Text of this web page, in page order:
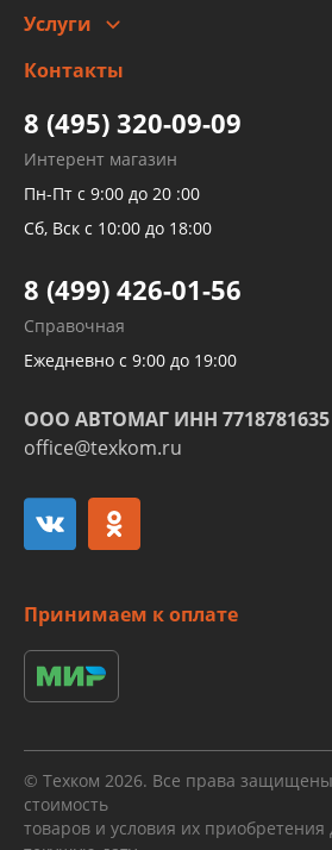
Заправка кондиционера авто
Детейлинг
Услуги
высокого давления
Тормозных трубок
Рукавов гидроусилителей
Рукавов компрессоров и турбин
Трубок кондиционеров
Развертка пайка медных стальных
алюминиевых трубок и штуцеров
Контакты
8 (495) 320-09-09
Интерент магазин
Пн-Пт с 9:00 до 20 :00
Сб, Вск с 10:00 до 18:00
8 (499) 426-01-56
Справочная
Ежедневно с 9:00 до 19:00
ООО АВТОМАГ ИНН 7718781635
office@texkom.ru
Принимаем к оплате
© Техком 2026. Все права
стоимость
товаров и условия их